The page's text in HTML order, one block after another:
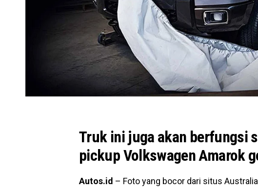
Truk ini juga akan berfungsi
pickup Volkswagen Amarok
Autos.id – Foto yang bocor dari situs Australia